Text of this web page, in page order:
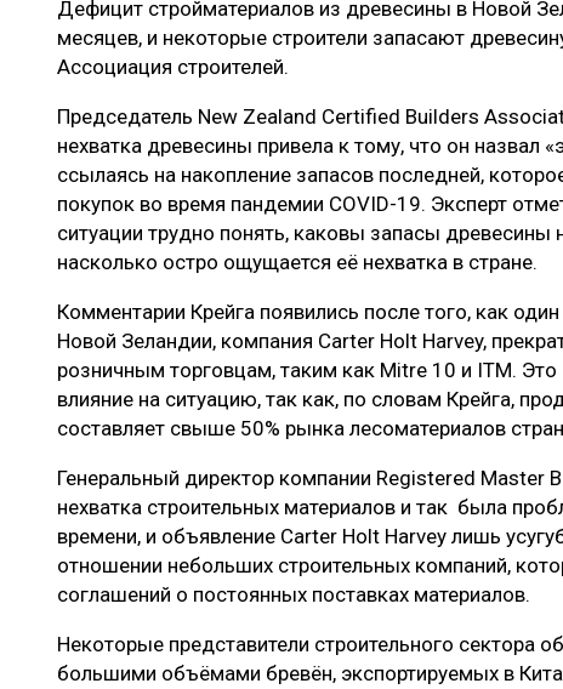
ЛЕСОВОССТАНОВЛЕНИЕ И ЗАЩИТА
ЦБП
СУШКА
ЭКСПЕРТНОЕ МНЕНИЕ
Дефицит стройматериалов из древесины в Новой
месяцев, и некоторые строители запасают
Ассоциация строителей.
Председатель New Zealand Certified Builders
нехватка древесины привела к тому, что он назвал
ссылаясь на накопление запасов последней,
покупок во время пандемии COVID-19. Эксперт
ситуации трудно понять, каковы запасы
насколько остро ощущается её нехватка в стране.
Комментарии Крейга появились после того, как
Новой Зеландии, компания Carter Holt Harvey,
розничным торговцам, таким как Mitre 10 и ITM.
влияние на ситуацию, так как, по словам Крейга,
составляет свыше 50% рынка лесоматериалов
Генеральный директор компании Registered Master
нехватка строительных материалов и так была
времени, и объявление Carter Holt Harvey лишь
отношении небольших строительных компаний,
соглашений о постоянных поставках материалов.
Некоторые представители строительного сектора
большими объёмами бревён, экспортируемых в